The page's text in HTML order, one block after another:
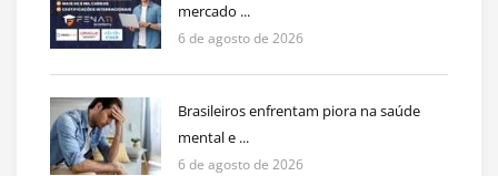
mercado ...
6 de agosto de 2026
Brasileiros enfrentam piora na saúde
mental e ...
6 de agosto de 2026